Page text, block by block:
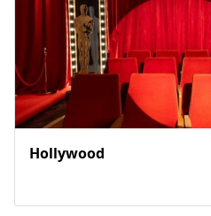
Hollywood